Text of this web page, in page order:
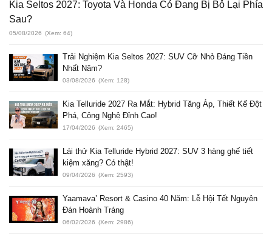
Kia Seltos 2027: Toyota Và Honda Có Đang Bị Bỏ Lại Phía
Sau?
05/08/2026 (Xem: 64)
Trải Nghiệm Kia Seltos 2027: SUV Cỡ Nhỏ Đáng Tiền
Nhất Năm?
03/08/2026 (Xem: 128)
Kia Telluride 2027 Ra Mắt: Hybrid Tăng Áp, Thiết Kế Đột
Phá, Công Nghệ Đỉnh Cao!
17/04/2026 (Xem: 2465)
Lái thử Kia Telluride Hybrid 2027: SUV 3 hàng ghế tiết
kiệm xăng? Có thật!
09/04/2026 (Xem: 2593)
Yaamava’ Resort & Casino 40 Năm: Lễ Hội Tết Nguyên
Đán Hoành Tráng
06/02/2026 (Xem: 2986)